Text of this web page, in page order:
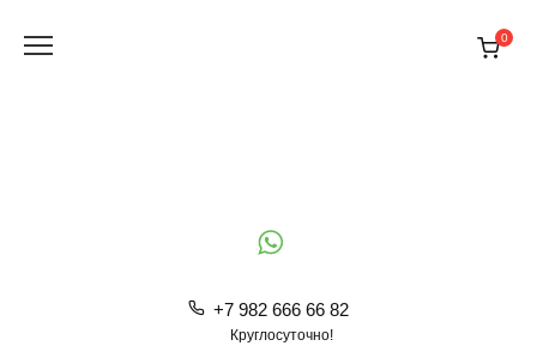
содержанию
+7 982 666 66 82
Круглосуточно!
0